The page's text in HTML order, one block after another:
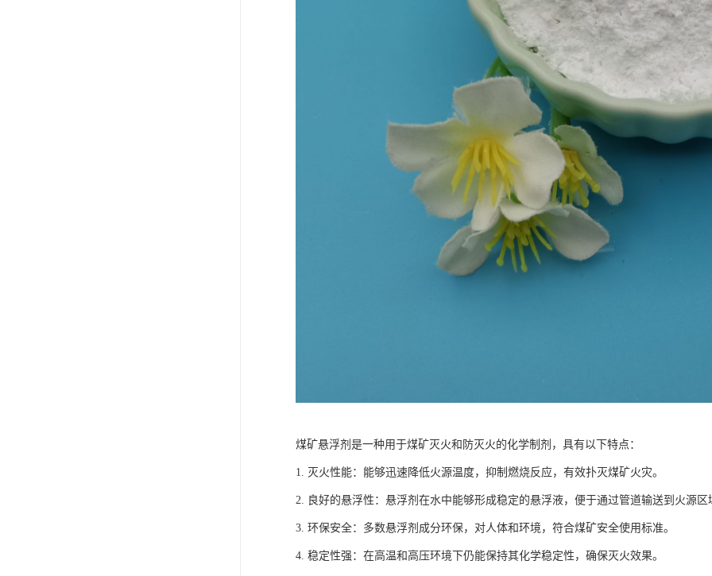
煤矿悬浮剂是一种用于煤矿灭火和防灭火的化学制剂，具有以下特点：
1. 灭火性能：能够迅速降低火源温度，抑制燃烧反应，有效扑灭煤矿火灾。
2. 良好的悬浮性：悬浮剂在水中能够形成稳定的悬浮液，便于通过管道输送到火源区
3. 环保安全：多数悬浮剂成分环保，对人体和环境，符合煤矿安全使用标准。
4. 稳定性强：在高温和高压环境下仍能保持其化学稳定性，确保灭火效果。